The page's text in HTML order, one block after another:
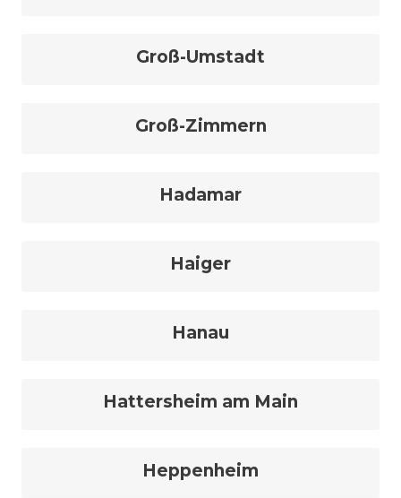
Groß-Umstadt
Groß-Zimmern
Hadamar
Haiger
Hanau
Hattersheim am Main
Heppenheim